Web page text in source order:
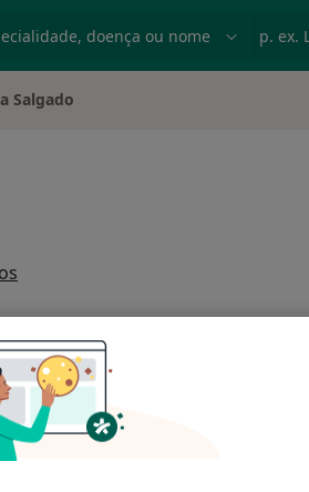
cidade
Salgado
Solicite um atendimento
Consultórios